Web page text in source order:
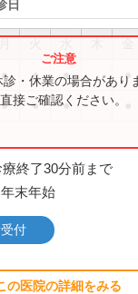
日
● ● ● ●
● ● ●
・休業の場合があり
接ご確認ください。
終了30分前まで
末年始
付
の医院の詳細をみる